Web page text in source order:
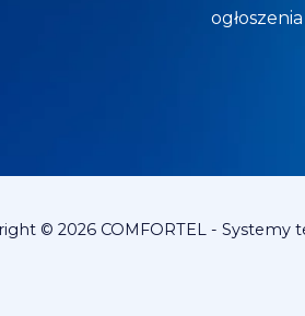
ogłoszenia
© 2026 COMFORTEL - Systemy